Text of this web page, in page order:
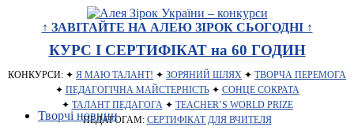
↑ ЗАВІТАЙТЕ НА АЛЕЮ ЗІРОК СЬОГОДНІ ↑
КУРС І СЕРТИФІКАТ на 60 ГОДИН
КОНКУРСИ: ✦ Я МАЮ ТАЛАНТ! ✦ ЗОРЯНИЙ ШЛЯХ ✦ ТВОРЧА ПЕРЕМОГА
✦ ПЕДАГОГІЧНА МАЙСТЕРНІСТЬ✦ СОНЦЕ СОКРАТА
✦ ТАЛАНТ ПЕДАГОГА✦ TEACHER’S WORLD PRIZE
ПЕДАГОГАМ: СЕРТИФІКАТ ДЛЯ ВЧИТЕЛЯ
Творчі новини